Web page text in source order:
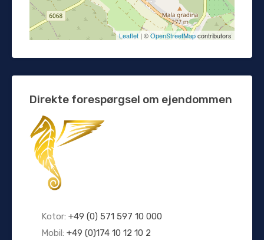
Leaflet | ©OpenStreetMapcontributors
Direkte forespørgsel om ejendommen
Kotor: +49 (0) 571 597 10 000
Mobil: +49 (0)174 10 12 10 2